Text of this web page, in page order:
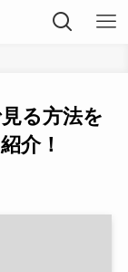
る方法を
介！